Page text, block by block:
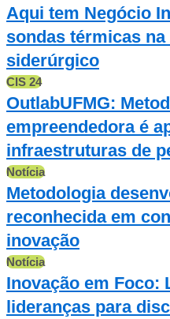
Aqui tem Negócio
sondas térmicas
siderúrgico
CIS 24
OutlabUFMG:
empreendedora é
infraestruturas de
Notícia
Metodologia
reconhecida em
inovação
Notícia
Inovação em Foco:
lideranças para